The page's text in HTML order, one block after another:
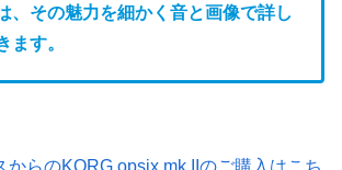
、その魅力を細かく音と画像で詳し
ます。